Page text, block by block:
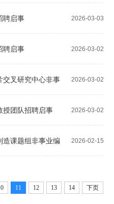
2026-03-03
聘启事
2026-03-02
聘启事
2026-03-02
交叉研究中心非事
2026-03-02
授团队招聘启事
2026-02-15
造课题组非事业编
11 12 13 14 下页